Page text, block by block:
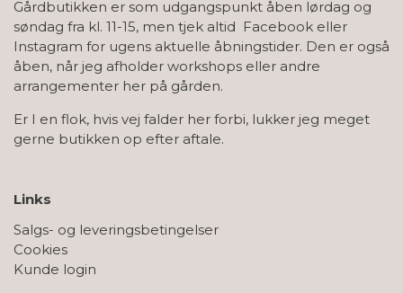
Gårdbutikken er som udgangspunkt åben lørdag og
søndag fra kl. 11-15, men tjek altid Facebook eller
Instagram for ugens aktuelle åbningstider. Den er også
åben, når jeg afholder workshops eller andre
arrangementer her på gården.
Er I en flok, hvis vej falder her forbi, lukker jeg meget
gerne butikken op efter aftale.
Links
Salgs- og leveringsbetingelser
Cookies
Kunde login